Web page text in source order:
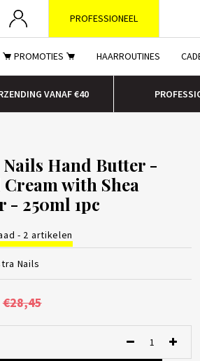
PROFESSIONEEL
PROMOTIES HAARROUTINES
VANAF €40
Hand Butter -
with Shea
- 250ml 1pc
- 2 artikelen
Nails
€28,45